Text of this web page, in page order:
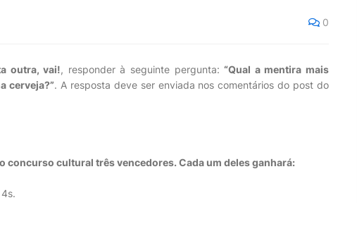
0
outra, vai!, responder à seguinte pergunta:“Qual a mentira mais
cerveja?”. A resposta deve ser enviada nos comentários do post do
concurso cultural três vencedores. Cada um deles ganhará: